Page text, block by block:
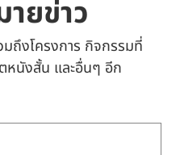
ยข่าว
มถึงโครงการ กิจกรรมที่
หนังสั้น และอื่นๆ อีก